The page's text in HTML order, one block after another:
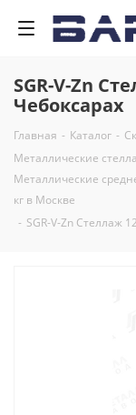
SGR-V-Zn
Чебоксарах
Главная - Каталог -
Металлические
Металлические
кг в Москве
- SGR-V-Zn Стеллаж